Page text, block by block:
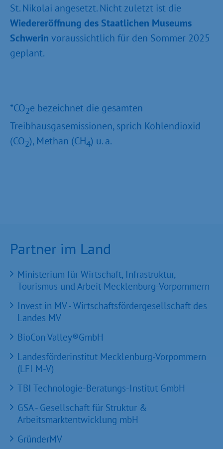
St. Nikolai angesetzt. Nicht zuletzt ist die
Wiedereröffnung des Staatlichen Museums
Schwerin voraussichtlich für den Sommer 2025
geplant.
*CO2e bezeichnet die gesamten
Treibhausgasemissionen, sprich Kohlendioxid
(CO2), Methan (CH4) u. a.
Partner im Land
Ministerium für Wirtschaft, Infrastruktur,
Tourismus und Arbeit Mecklenburg-Vorpommern
Invest in MV - Wirtschaftsfördergesellschaft des
Landes MV
BioCon Valley®GmbH
Landesförderinstitut Mecklenburg-Vorpommern
(LFI M-V)
TBI Technologie-Beratungs-Institut GmbH
GSA - Gesellschaft für Struktur &
Arbeitsmarktentwicklung mbH
GründerMV